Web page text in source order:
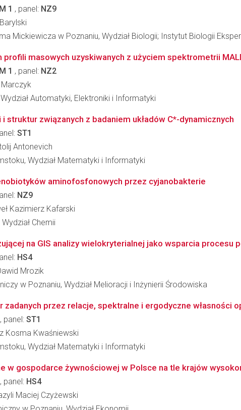
1 , panel: NZ9
Mickiewicza w Poznaniu, Wydział Biologii; Instytut Biologii
profili masowych uzyskiwanych z użyciem spektrometrii
1 , panel: NZ2
Marczyk
Automatyki, Elektroniki i Informatyki
struktur związanych z badaniem układów C*-dynamicznych
ST1
Antonevich
Wydział Matematyki i Informatyki
aminofosfonowych przez cyjanobakterie
NZ9
Kazimierz Kafarski
Chemii
na GIS analizy wielokryterialnej jako wsparcia procesu
HS4
Mrozik
w Poznaniu, Wydział Melioracji i Inżynierii Środowiska
zadanych przez relacje, spektralne i ergodyczne własności
, panel: ST1
Kosma Kwaśniewski
Wydział Matematyki i Informatyki
w gospodarce żywnościowej w Polsce na tle krajów
, panel: HS4
Maciej Czyżewski